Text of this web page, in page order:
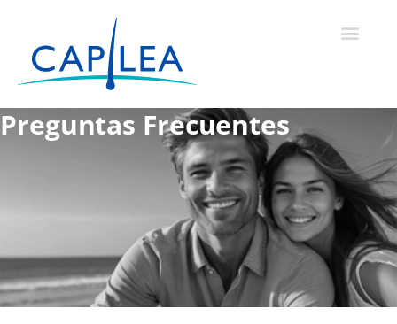
Preguntas Frecuentes